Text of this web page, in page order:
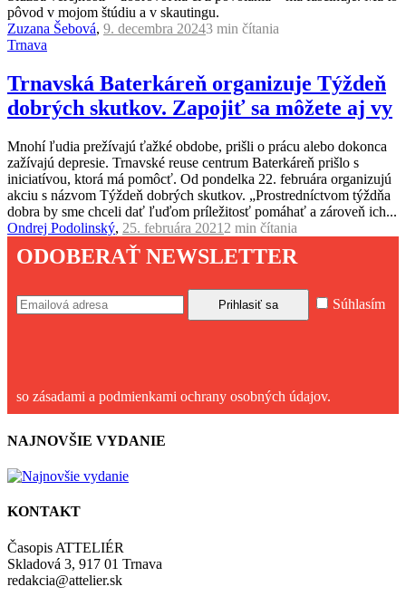
pôvod v mojom štúdiu a v skautingu.
Zuzana Šebová, 9. decembra 20243 min čítania
Trnava
Trnavská Baterkáreň organizuje Týždeň
dobrých skutkov. Zapojiť sa môžete aj vy
Mnohí ľudia prežívajú ťažké obdobe, prišli o prácu alebo dokonca
zažívajú depresie. Trnavské reuse centrum Baterkáreň prišlo s
iniciatívou, ktorá má pomôcť. Od pondelka 22. februára organizujú
akciu s názvom Týždeň dobrých skutkov. „Prostredníctvom týždňa
dobra by sme chceli dať ľuďom príležitosť pomáhať a zároveň ich...
Ondrej Podolinský, 25. februára 2021 2 min čítania
ODOBERAŤ NEWSLETTER
Súhlasím
so zásadami a podmienkami ochrany osobných údajov.
NAJNOVŠIE VYDANIE
KONTAKT
Časopis ATTELIÉR
Skladová 3, 917 01 Trnava
redakcia@attelier.sk